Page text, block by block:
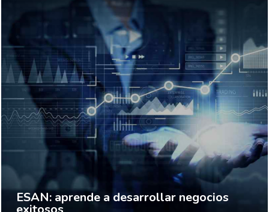
ESAN: aprende a desarrollar negocios